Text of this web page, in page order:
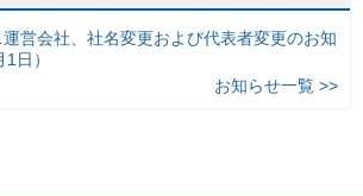
営会社、社名変更および代表者変更のお知
日）
お知らせ一覧 >>